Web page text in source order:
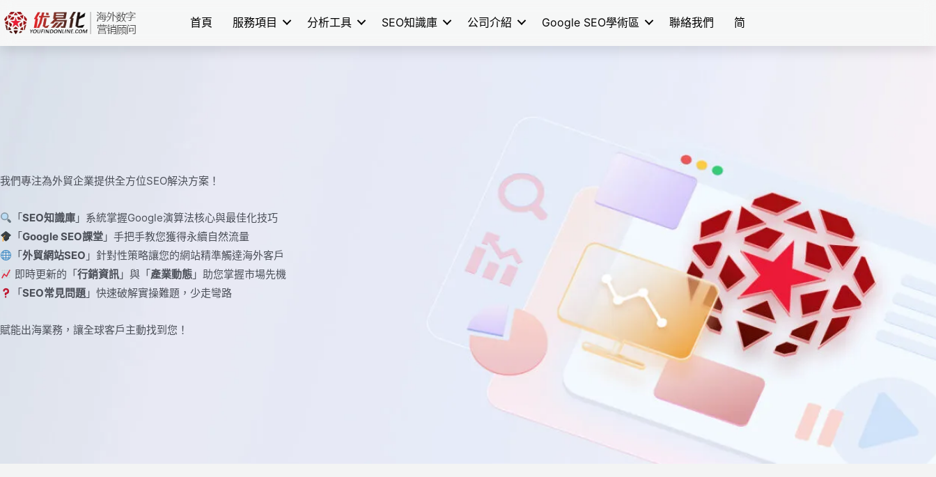
Skip
to
content
首頁 服務項目 分析工具 SEO知識庫 公司介紹 Google SEO學術區 聯絡我們 简
我們專注為外貿企業提供全方位SEO解決方案！
「SEO知識庫 」系統掌握Google演算法核心與最佳化技巧
「Google SEO課堂 」手把手教您獲得永續自然流量
「外貿網站SEO 」針對性策略讓您的網站精準觸達海外客戶
即時更新的「行銷資訊 」與「產業動態 」助您掌握市場先機
「SEO常見問題 」快速破解實操難題，少走彎路
賦能出海業務，讓全球​​客戶主動找到您！